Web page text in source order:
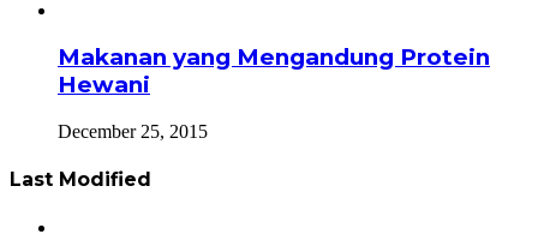
Makanan yang Mengandung Protein
Hewani
December 25, 2015
Last Modified